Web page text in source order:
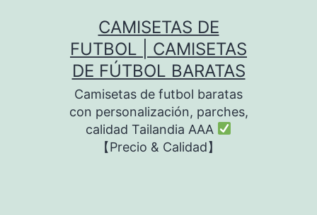
CAMISETAS DE
FUTBOL | CAMISETAS
DE FÚTBOL BARATAS
Camisetas de futbol baratas
con personalización, parches,
calidad Tailandia AAA
【Precio & Calidad】